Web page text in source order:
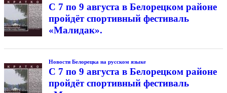
С 7 по 9 августа в Белорецком районе
пройдёт спортивный фестиваль
«Малидак».
Новости Белорецка на русском языке
С 7 по 9 августа в Белорецком районе
пройдёт спортивный фестиваль